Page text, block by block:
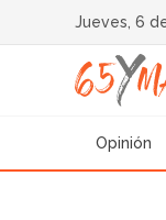
Jueves, 6
Opinión